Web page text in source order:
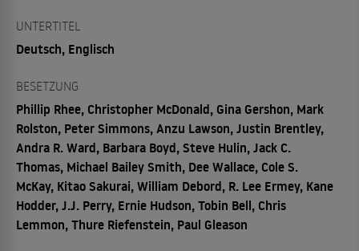
UNTERTITEL
Deutsch, Englisch
BESETZUNG
Phillip Rhee, Christopher McDonald, Gina Gershon, Mark
Rolston, Peter Simmons, Anzu Lawson, Justin Brentley,
Andra R. Ward, Barbara Boyd, Steve Hulin, Jack C.
Thomas, Michael Bailey Smith, Dee Wallace, Cole S.
McKay, Kitao Sakurai, William Debord, R. Lee Ermey, Kane
Hodder, J.J. Perry, Ernie Hudson, Tobin Bell, Chris
Lemmon, Thure Riefenstein, Paul Gleason